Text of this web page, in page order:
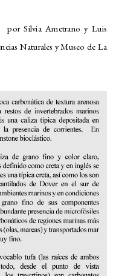
por Silvia Ametrano y Luis
Naturales y Museo de La